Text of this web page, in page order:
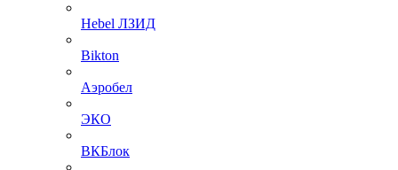
Hebel ЛЗИД
Bikton
Аэробел
ЭКО
ВКБлок